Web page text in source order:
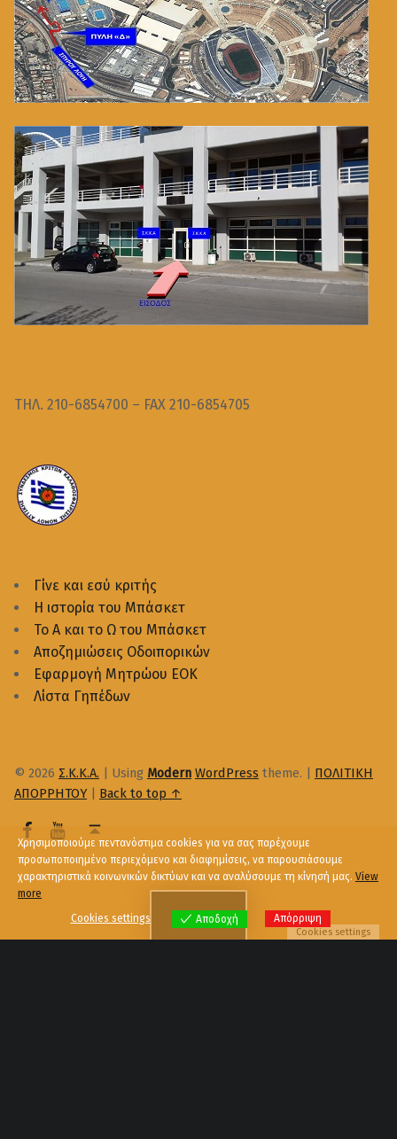
Menu
ΤΗΛ. 210-6854700 – FAX 210-6854705
Γίνε και εσύ κριτής
Η ιστορία του Μπάσκετ
Το Α και το Ω του Μπάσκετ
Αποζημιώσεις Οδοιπορικών
Εφαρμογή Μητρώου ΕΟΚ
Λίστα Γηπέδων
© 2026 Σ.Κ.Κ.Α. | Using Modern WordPress theme. | ΠΟΛΙΤΙΚΗ
ΑΠΟΡΡΗΤΟΥ | Back to top ↑
Χρησιμοποιούμε πεντανόστιμα cookies για να σας παρέχουμε
προσωποποιημένο περιεχόμενο και διαφημίσεις, να παρουσιάσουμε
χαρακτηριστικά κοινωνικών δικτύων και να αναλύσουμε τη κίνησή μας. View
more
Cookies settings
Αποδοχή Απόρριψη
Cookies settings